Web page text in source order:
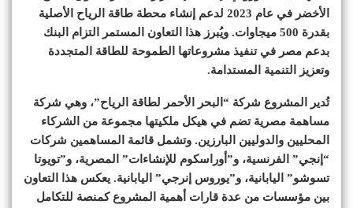
الأخضر في عام 2023 لدعم إنشاء محطة طاقة الرياح الأصلية
بقدرة 500 ميجاوات. ويُبرز هذا التعاون المستمر التزام البنك
بدعم مصر في تنفيذ مشروعاتها الطموحة للطاقة المتجددة
وتعزيز التنمية المستدامة.
تُدير المشروع شركة “البحر الأحمر لطاقة الرياح”، وهي شركة
مساهمة مصرية تضم في هيكل ملكيتها مجموعة من الشركاء
المحليين والدوليين البارزين. وتشمل قائمة المساهمين شركات
“إنجي” الفرنسية، و”أوراسكوم للإنشاءات” المصرية، و”تويوتا
تسوشو” اليابانية، و”يوروس إنرجي” اليابانية. يعكس هذا التعاون
بين مؤسسات من عدة قارات أهمية المشروع كمنصة للتكامل